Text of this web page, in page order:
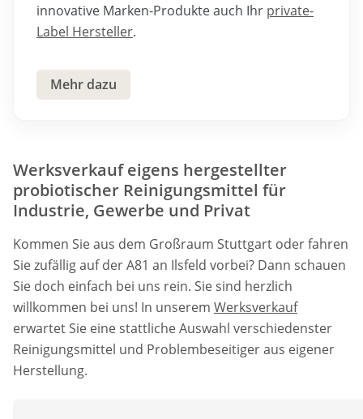
innovative Marken-Produkte auch Ihr private-
Label Hersteller.
Mehr dazu
Werksverkauf eigens hergestellter
probiotischer Reinigungsmittel für
Industrie, Gewerbe und Privat
Kommen Sie aus dem Großraum Stuttgart oder fahren
Sie zufällig auf der A81 an Ilsfeld vorbei? Dann schauen
Sie doch einfach bei uns rein. Sie sind herzlich
willkommen bei uns! In unserem Werksverkauf
erwartet Sie eine stattliche Auswahl verschiedenster
Reinigungsmittel und Problembeseitiger aus eigener
Herstellung.